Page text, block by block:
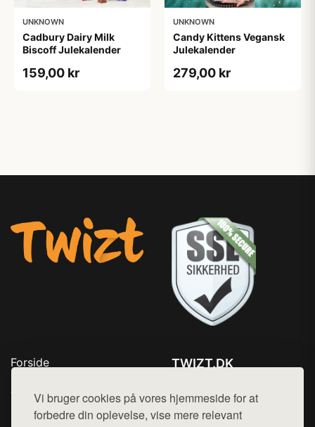
Vi bruger cookies på vores hjemmeside for at
forbedre din oplevelse, vise mere relevant
UNKNOWN
Cadbury Dairy Milk
Biscoff Julekalender
159,00 kr
UNKNOWN
Candy Kittens Vegansk
Julekalender
279,00 kr
Forside
Top Rabatter
Kontakt
TWIZT.DK
Mail: hej@want.dk